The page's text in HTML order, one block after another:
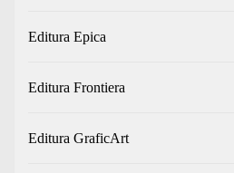
Editura Epica
Editura Frontiera
Editura GraficArt